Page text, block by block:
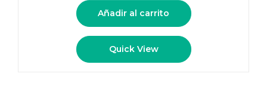
Añadir al carrito
Quick View